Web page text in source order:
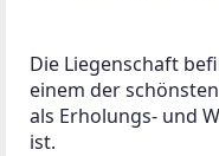
Die Liegenschaft
einem der
als Erholungs- und
ist.